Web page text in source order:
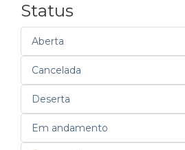
Status
Aberta
Cancelada
Deserta
Em andamento